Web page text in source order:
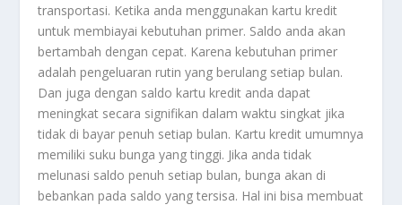
transportasi. Ketika anda menggunakan kartu kredit
untuk membiayai kebutuhan primer. Saldo anda akan
bertambah dengan cepat. Karena kebutuhan primer
adalah pengeluaran rutin yang berulang setiap bulan.
Dan juga dengan saldo kartu kredit anda dapat
meningkat secara signifikan dalam waktu singkat jika
tidak di bayar penuh setiap bulan. Kartu kredit umumnya
memiliki suku bunga yang tinggi. Jika anda tidak
melunasi saldo penuh setiap bulan, bunga akan di
bebankan pada saldo yang tersisa. Hal ini bisa membuat